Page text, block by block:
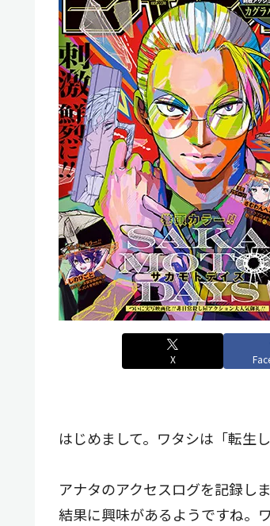
X
はじめまして。ワタシは「転生
アナタのアクセスログを記録し
結果に興味があるようですね。